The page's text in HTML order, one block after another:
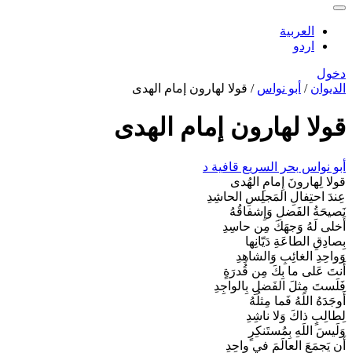
العربية
اردو
دخول
الديوان / أبو نواس / قولا لهارون إمام الهدى
قولا لهارون إمام الهدى
أبو نواس بحر السريع قافية د
قولا لِهارونَ إِمامِ الهُدى
عِندَ احتِفالِ المَجلِسِ الحاشِدِ
نَصيحَةُ الفَضلِ وَإِشفاقُهُ
أَخلى لَهُ وَجهَكَ مِن حاسِدِ
بِصادِقِ الطاعَةِ دَيّانِها
وَواحِدِ الغائِبِ وَالشاهِدِ
أَنتَ عَلى ما بِكَ مِن قُدرَةٍ
فَلَستَ مِثلَ الفَضلِ بِالواجِدِ
أَوجَدَهُ اللَهُ فَما مِثلُهُ
لِطالِبٍ ذاكَ وَلا ناشِدِ
وَلَيسَ اللَهِ بِمُستَنكِرٍ
أَن يَجمَعَ العالَمَ في واحِدِ